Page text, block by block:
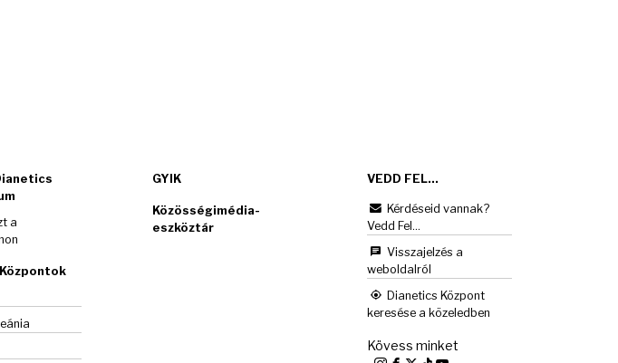
a
GYIK
Közösségimédia-
eszköztár
VEDD FEL...
Kérdéseid vannak?
Vedd Fel...
Visszajelzés a
weboldalról
Dianetics Központ
keresése a közeledben
Kövess minket